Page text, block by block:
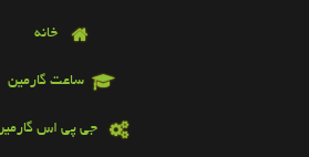
خانه
ساعت گارمین
جی پی اس